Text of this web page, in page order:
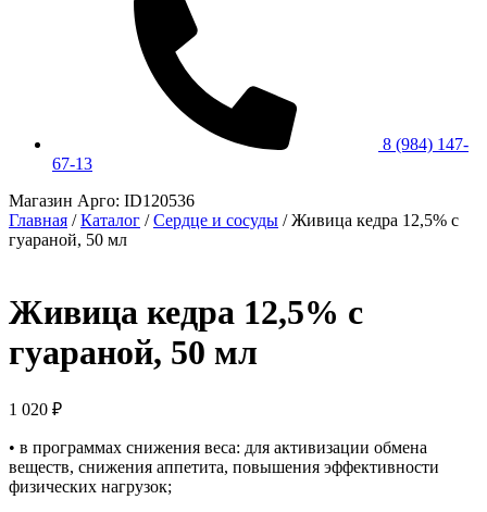
8 (984) 147-
67-13
Магазин Арго: ID120536
Главная / Каталог / Сердце и сосуды / Живица кедра 12,5% с
гуараной, 50 мл
Живица кедра 12,5% с
гуараной, 50 мл
1 020 ₽
• в программах снижения веса: для активизации обмена
веществ, снижения аппетита, повышения эффективности
физических нагрузок;